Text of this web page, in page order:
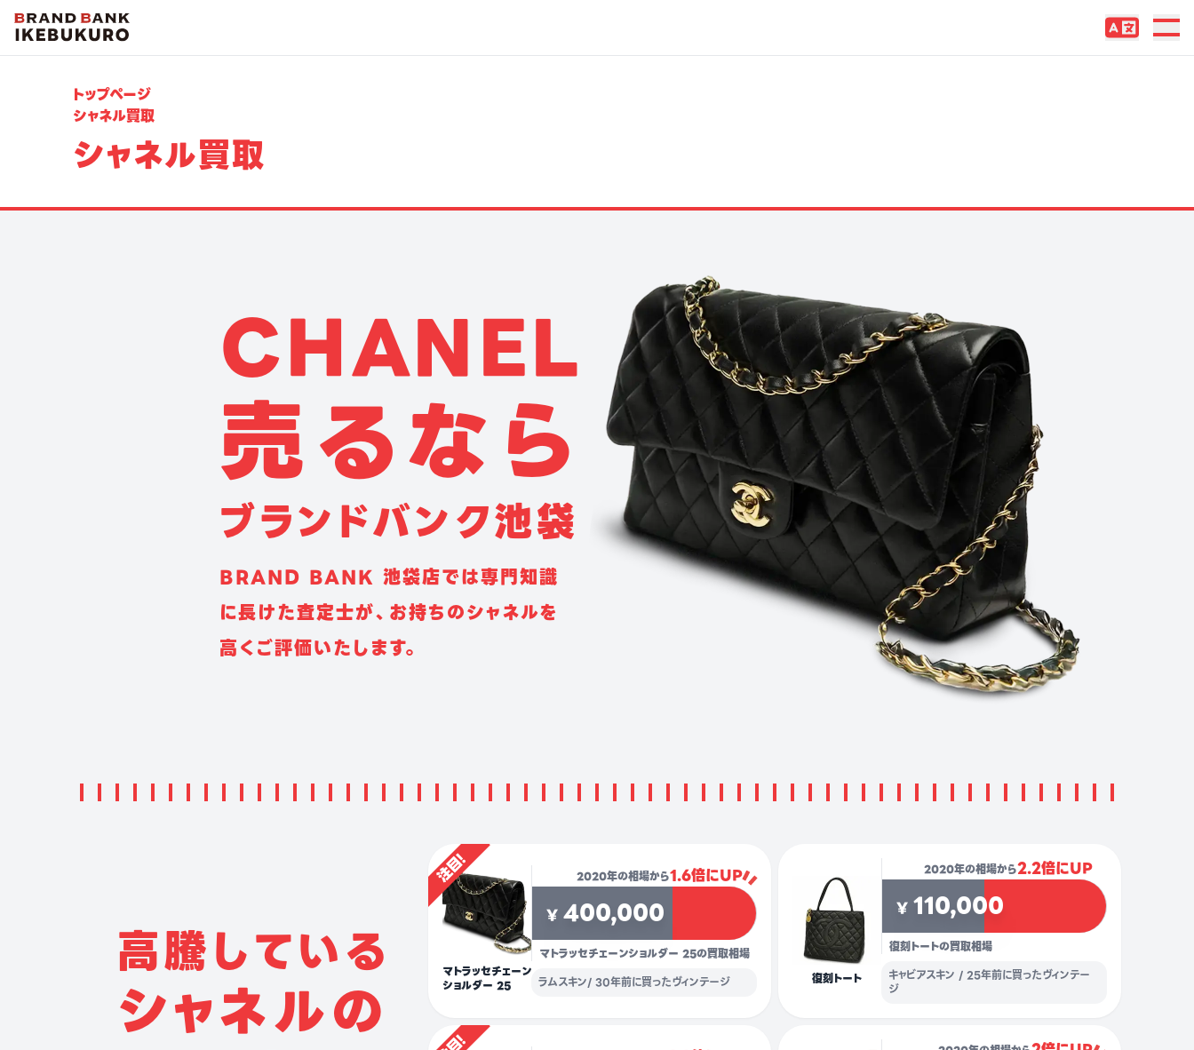
トップページ
シャネル買取
シャネル買取
CHANEL
売るなら
ブランドバンク池袋
BRAND BANK 池袋店では専門知識
に長けた査定士が、お持ちのシャネルを
高くご評価いたします。
高騰している
シャネルの
マトラッセチェーン
ショルダー 25
2020年の相場から1.6倍にUP
¥ 400,000
マトラッセチェーンショルダー 25の買取相場
ラムスキン/ 30年前に買ったヴィンテージ
注目!
復刻トート
2020年の相場から2.2倍にUP
¥ 110,000
復刻トートの買取相場
キャビアスキン / 25年前に買ったヴィンテー
ジ